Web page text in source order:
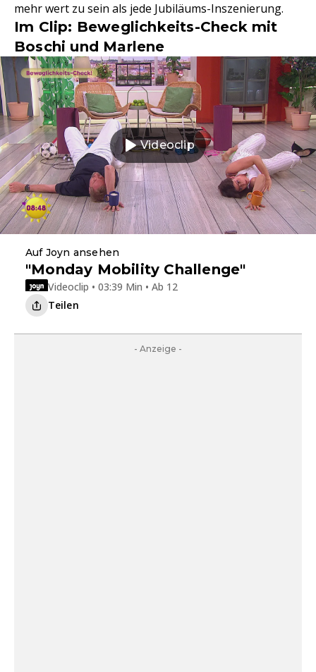
mehr wert zu sein als jede Jubiläums-Inszenierung.
Im Clip: Beweglichkeits-Check mit
Boschi und Marlene
Videoclip
Auf Joyn ansehen
"Monday Mobility Challenge"
Videoclip • 03:39 Min • Ab 12
Teilen
- Anzeige -